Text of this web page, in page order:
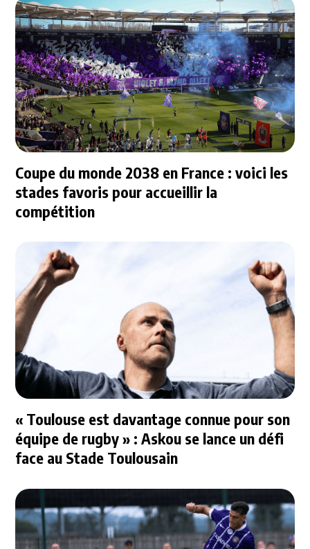
Coupe du monde 2038 en France : voici les
stades favoris pour accueillir la
compétition
« Toulouse est davantage connue pour son
équipe de rugby » : Askou se lance un défi
face au Stade Toulousain